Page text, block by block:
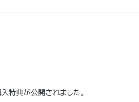
典が公開されました。